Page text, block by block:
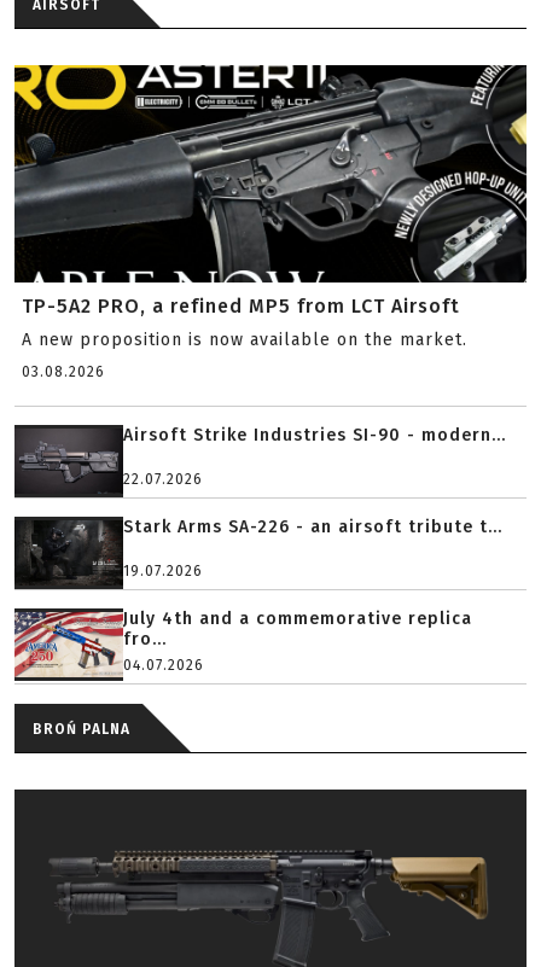
AIRSOFT
TP-5A2 PRO, a refined MP5 from LCT Airsoft
A new proposition is now available on the market.
03.08.2026
Airsoft Strike Industries SI-90 - modern...
22.07.2026
Stark Arms SA-226 - an airsoft tribute t...
19.07.2026
July 4th and a commemorative replica
fro...
04.07.2026
BROŃ PALNA